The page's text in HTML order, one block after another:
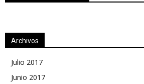
Archivos
Julio 2017
Junio 2017